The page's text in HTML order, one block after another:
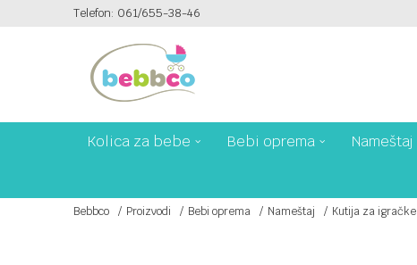
Telefon: 061/655-38-46PLAĆANJE PLATNIM KARTICAMA NA 6 RATA!
Kolica za bebe Bebi oprema Nameštaj
Bebbco Proizvodi Bebi oprema Nameštaj Kutija za igračke